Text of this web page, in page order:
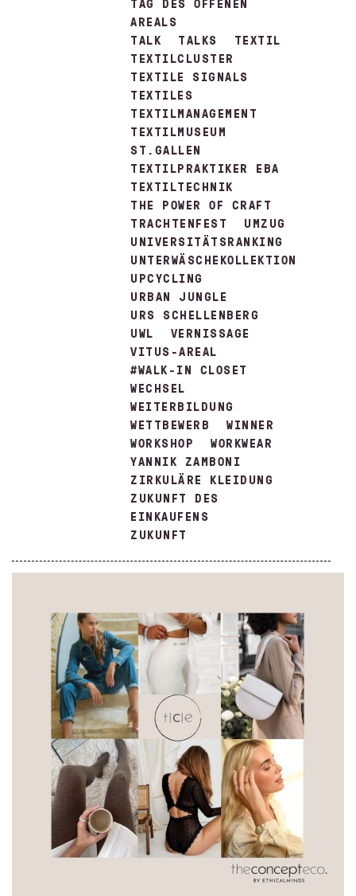
TAG DES OFFENEN
AREALS
TALK
TALKS
TEXTIL
TEXTILCLUSTER
TEXTILE SIGNALS
TEXTILES
TEXTILMANAGEMENT
TEXTILMUSEUM
ST.GALLEN
TEXTILPRAKTIKER EBA
TEXTILTECHNIK
THE POWER OF CRAFT
TRACHTENFEST
UMZUG
UNIVERSITÄTSRANKING
UNTERWÄSCHEKOLLEKTION
UPCYCLING
URBAN JUNGLE
URS SCHELLENBERG
UWL
VERNISSAGE
VITUS-AREAL
#WALK-IN CLOSET
WECHSEL
WEITERBILDUNG
WETTBEWERB
WINNER
WORKSHOP
WORKWEAR
YANNIK ZAMBONI
ZIRKULÄRE KLEIDUNG
ZUKUNFT DES
EINKAUFENS
ZUKUNFT